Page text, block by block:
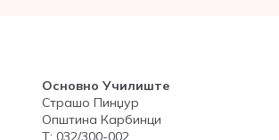
Основно Училиште
Страшо Пинџур
Општина Карбинци
Т: 032/300-002